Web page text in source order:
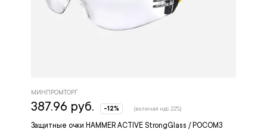
Защитные очки HAMMER ACTIVE StrongGlass / РОСОМЗ
МИНПРОМТОРГ
387.96 руб. -12% (включая ндс 22%)